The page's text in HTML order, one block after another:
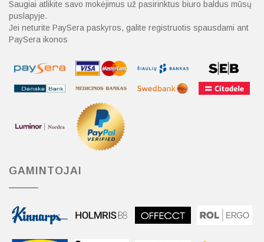
Saugiai atlikite savo mokėjimus už pasirinktus biuro baldus mūsų
puslapyje.
Jei neturite PaySera paskyros, galite registruotis spausdami ant
PaySera ikonos
GAMINTOJAI